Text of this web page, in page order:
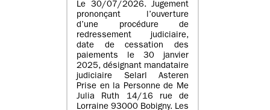
Le 30/07/2026. Jugement
prononçant l’ouverture
d’une procédure de
redressement judiciaire,
date de cessation des
paiements le 30 janvier
2025, désignant mandataire
judiciaire Selarl Asteren
Prise en la Personne de Me
Julia Ruth 14/16 rue de
Lorraine 93000 Bobigny. Les